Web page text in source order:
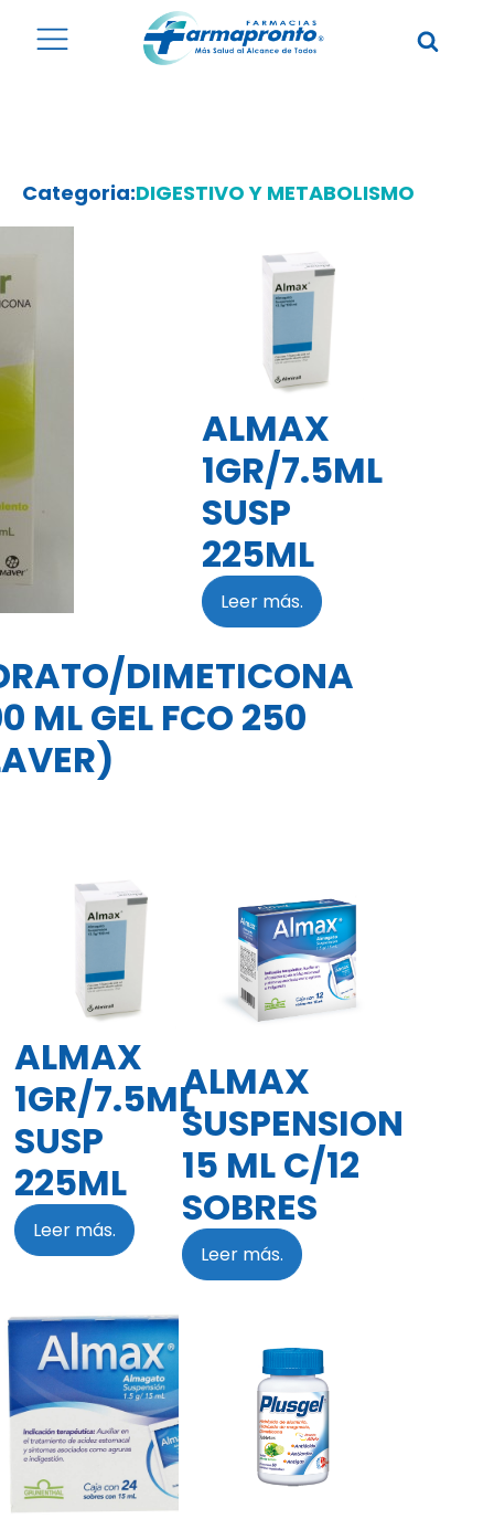
Categoria:DIGESTIVO Y METABOLISMO
DIMETICONA
ML GEL FCO 250
ALMAX
1GR/7.5ML
SUSP
225ML
Leer más.
ALMAX
1GR/7.5ML
SUSP
225ML
Leer más.
ALMAX
SUSPENSION
15 ML C/12
SOBRES
Leer más.